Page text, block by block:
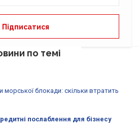
по темі
морської блокади: скільки втратить
послаблення для бізнесу